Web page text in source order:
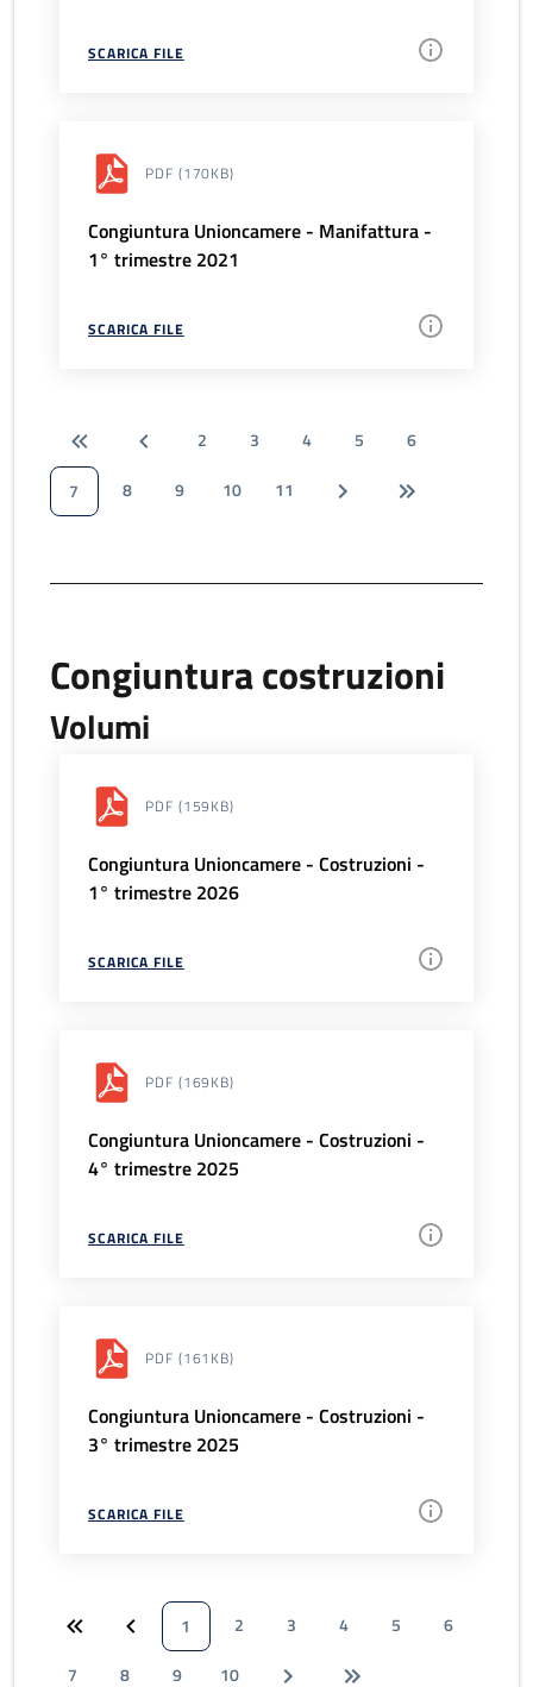
SCARICA FILE
PDF (170KB)
Congiuntura Unioncamere - Manifattura -
1° trimestre 2021
SCARICA FILE
2 3 4 5
6
7
8 9 10 11
Congiuntura costruzioni
Volumi
PDF (159KB)
Congiuntura Unioncamere - Costruzioni -
1° trimestre 2026
SCARICA FILE
PDF (169KB)
Congiuntura Unioncamere - Costruzioni -
4° trimestre 2025
SCARICA FILE
PDF (161KB)
Congiuntura Unioncamere - Costruzioni -
3° trimestre 2025
SCARICA FILE
1 2 3 4 5
6
7
8 9 10